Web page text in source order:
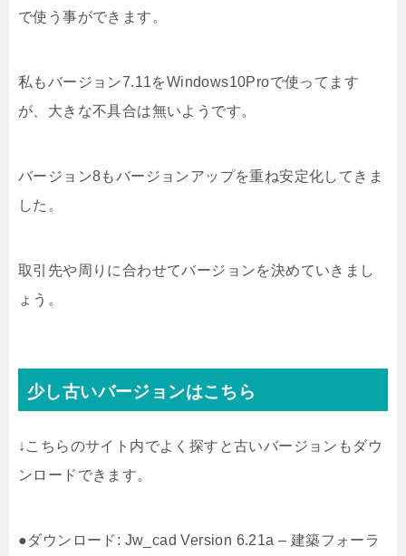
で使う事ができます。
私もバージョン7.11をWindows10Proで使ってます
が、大きな不具合は無いようです。
バージョン8もバージョンアップを重ね安定化してきま
した。
取引先や周りに合わせてバージョンを決めていきまし
ょう。
少し古いバージョンはこちら
↓こちらのサイト内でよく探すと古いバージョンもダウ
ンロードできます。
●ダウンロード: Jw_cad Version 6.21a – 建築フォーラ